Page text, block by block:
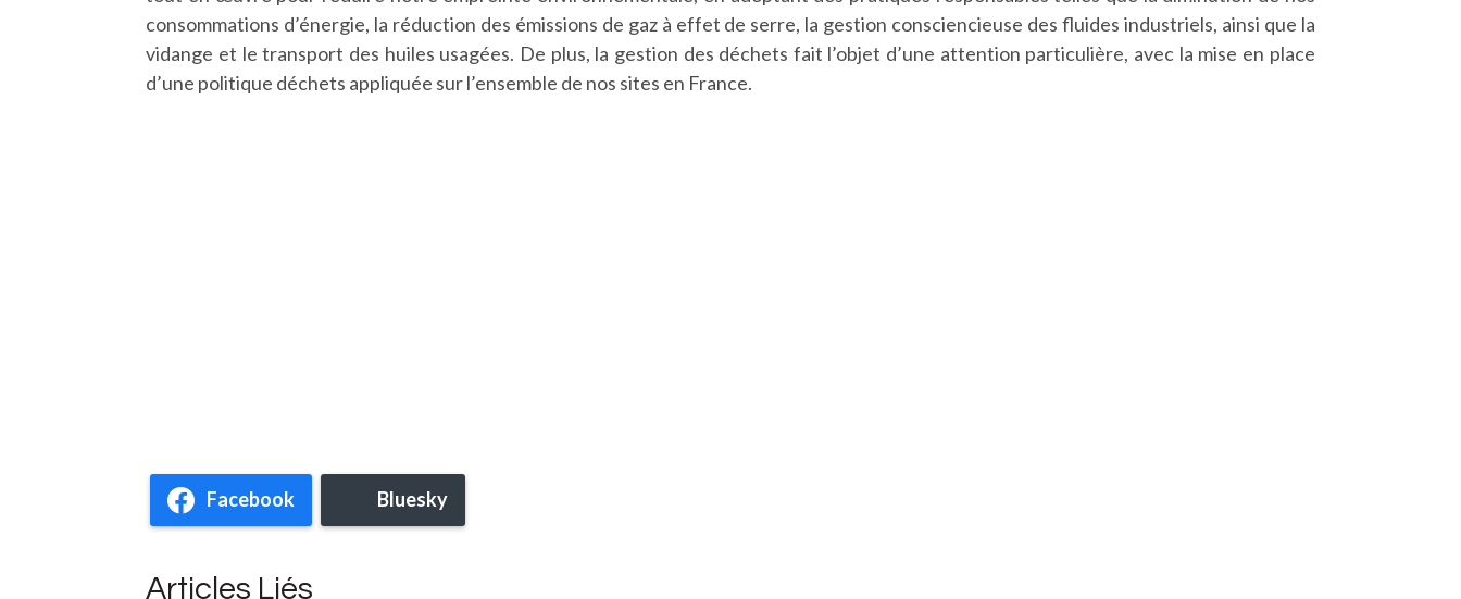
consommations d’énergie, la réduction des émissions de gaz à effet de serre, la gestion consciencieuse des fluides industriels, ainsi que la
vidange et le transport des huiles usagées. De plus, la gestion des déchets fait l’objet d’une attention particulière, avec la mise en place
d’une politique déchets appliquée sur l’ensemble de nos sites en France.
Facebook Bluesky
Articles Liés